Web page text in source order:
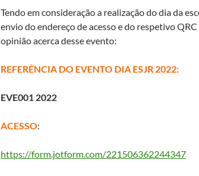
Tendo em consideração a realização do dia da
envio do endereço de acesso e do respetivo
opinião acerca desse evento:
REFERÊNCIA DO EVENTO DIA ESJR 2022:
EVE001 2022
ACESSO:
https://form.jotform.com/221506362244347